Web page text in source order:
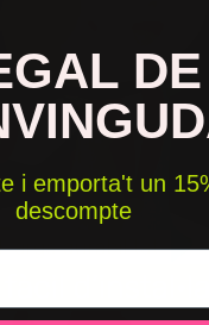
DE
i emporta't un
descompte